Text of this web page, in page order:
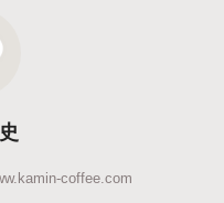
coffee.com